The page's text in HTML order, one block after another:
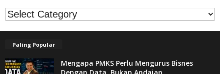
Kategori
Paling Popular
Mengapa PMKS Perlu Mengurus Bisnes